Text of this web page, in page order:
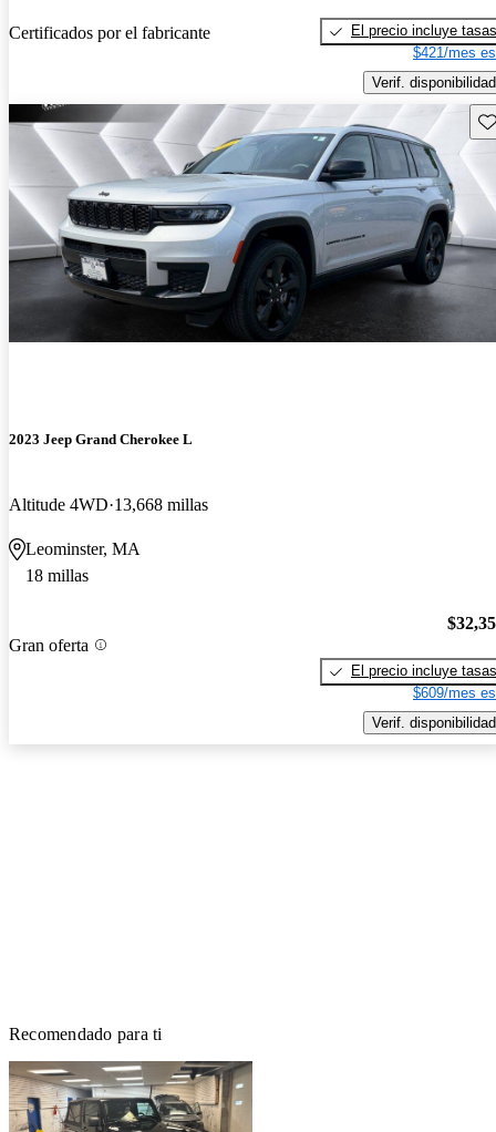
Certificados por el fabricante
El precio incluye tasas
$421/mes
Verif. disponibilidad
2023 Jeep Grand Cherokee L
Altitude 4WD 13,668 millas
Leominster, MA
18 millas
Gran oferta
El precio incluye tasas
$609/mes
Verif. disponibilidad
Recomendado para ti